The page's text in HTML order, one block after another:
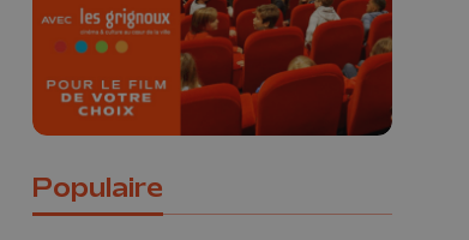
Populaire